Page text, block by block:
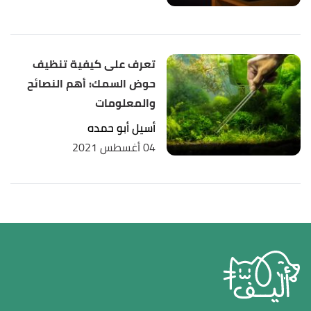
تعرف على كيفية تنظيف
حوض السمك: أهم النصائح
والمعلومات
أسيل أبو حمده
04 أغسطس 2021